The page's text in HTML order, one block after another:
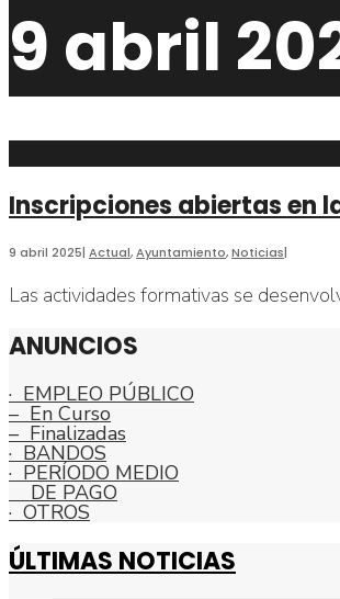
9 abril
Inscripciones abiertas en
9 abril 2025| Actual,Ayuntamiento,Noticias|
Las actividades formativas se
ANUNCIOS
· EMPLEO PÚBLICO
– En Curso
– Finalizadas
· BANDOS
· PERÍODO MEDIO
DE PAGO
· OTROS
ÚLTIMAS NOTICIAS